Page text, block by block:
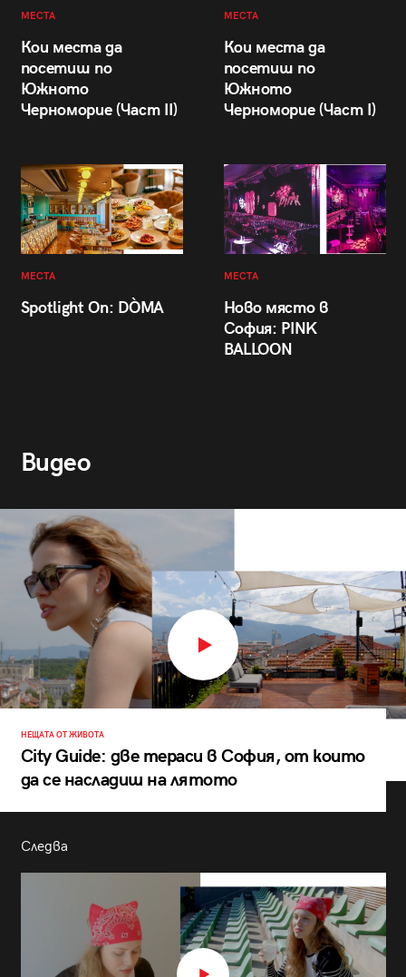
МЕСТА
Кои места да
посетиш по
Южното
Черноморие (Част II)
МЕСТА
Кои места да
посетиш по
Южното
Черноморие (Част I)
МЕСТА
Spotlight On: DÒMA
МЕСТА
Ново място в
София: PINK
BALLOON
Видео
НЕЩАТА ОТ ЖИВОТА
City Guide: две тераси в София, от които
да се насладиш на лятото
Следва